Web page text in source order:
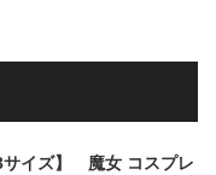
サイズ】 魔女 コスプレ